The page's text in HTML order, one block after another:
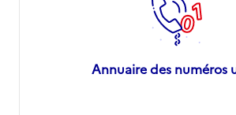
Annuaire des numéros